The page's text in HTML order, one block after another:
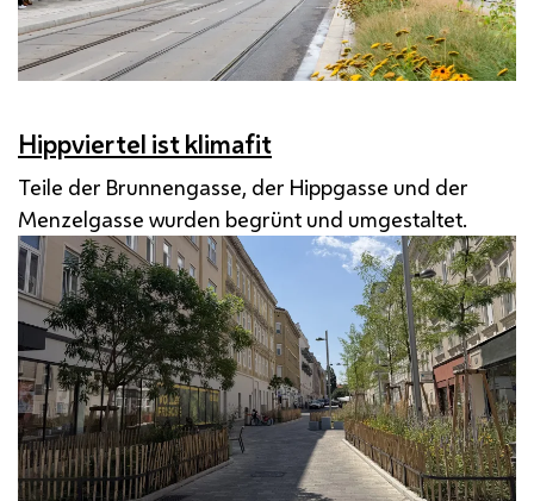
Hippviertel ist klimafit
Teile der Brunnengasse, der Hippgasse und der
Menzelgasse wurden begrünt und umgestaltet.